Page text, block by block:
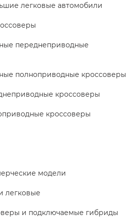
легковые автомобили
переднеприводные
полноприводные кроссоверы
кроссоверы
кроссоверы
модели
легковые
и подключаемые гибриды